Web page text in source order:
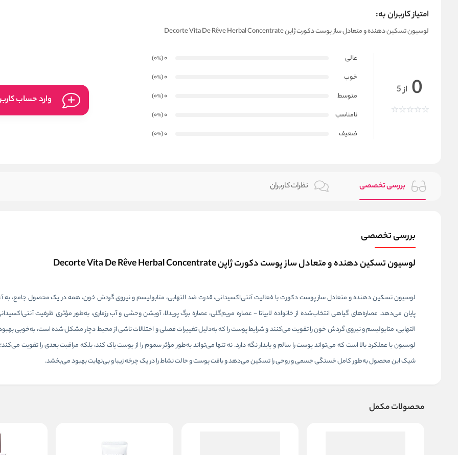
امتیاز کاربران به:
لوسیون تسکین دهنده و متعادل ساز پوست دکورت ژاپن Decorte Vita De Rêve Herbal Concentrate
0 از 5
عالی 0
(0
%
)
خوب
0
(0
%
)
متوسط
0
(0
%
)
نامناسب
0
(0
%
)
ضعیف
0
(0
%
)
وارد حساب
بررسی تخصصی نظرات کاربران
بررسی تخصصی
لوسیون تسکین دهنده و متعادل ساز پوست دکورت ژاپن Decorte Vita De Rêve Herbal Concentrate
لوسیون تسکین دهنده و متعادل ساز پوست دکورت با فعالیت آنتی‌اکسیدانی، قدرت ضد التهابی، متابولیسم و نیروی گردش خون، همه در یک محصول جامع، به
پایان می‌دهد. عصاره‌های گیاهی انتخاب‌شده از خانواده لابیاتا - عصاره مریم‌گلی، عصاره برگ پریدلا، آویشن وحشی و آب رزماری، به‌طور مؤثری ظرفیت
التهابی، متابولیسم و نیروی گردش خون را تقویت می‌کنند و شرایط پوست را که به‌دلیل تغییرات فصلی و اختلالات ناشی از محیط دچار مشکل شده است، به‌خوبی
لوسیون با عملکرد بالا است که می‌تواند پوست را سالم و پایدار نگه دارد. نه تنها می‌تواند به‌طور مؤثر سموم را از پوست پاک کند، بلکه مراقبت بعدی را تقویت
شیک این محصول به‌طور کامل خستگی جسمی و روحی را تسکین می‌دهد و بافت پوست و حالت نشاط را در یک چرخه زیبا و بی‌نهایت بهبود می‌بخشد.
محصولات مکمل